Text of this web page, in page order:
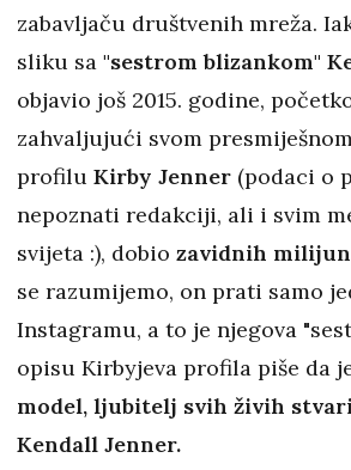
zabavljaču društvenih mreža.
sliku sa "sestrom blizankom"
objavio još 2015. godine,
zahvaljujući svom
profilu Kirby Jenner (podaci o
nepoznati redakciji, ali i svim
svijeta :), dobio zavidnih
se razumijemo, on prati samo
Instagramu, a to je njegova
opisu Kirbyjeva profila piše da
model, ljubitelj svih živih
Kendall Jenner.